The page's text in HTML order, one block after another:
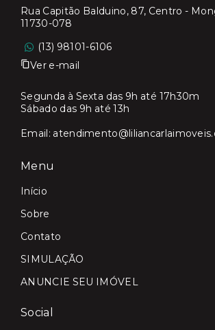
Rua Capitão Balduino, 87, Centro -
11730-078
(13) 98101-6106
Ver e-mail
Segunda à Sexta das 9h até 17h30m
Sábado das 9h até 13h
Email:
Menu
Início
Sobre
Contato
SIMULAÇÃO
ANUNCIE SEU IMÓVEL
Social